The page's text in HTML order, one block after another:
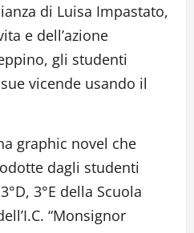
di Luisa Impastato,
e dell’azione
gli studenti
vicende usando il
graphic novel che
dagli studenti
3°E della Scuola
“Monsignor